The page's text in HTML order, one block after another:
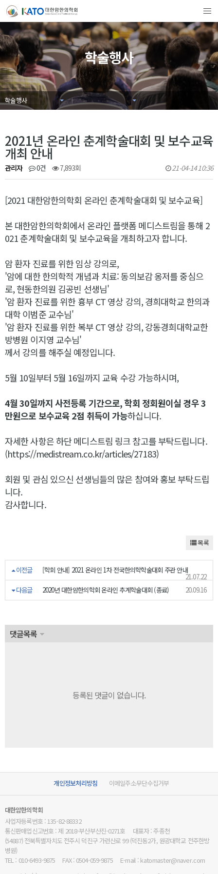
학술행사
학술행사
2021년 온라인 춘계학술대회 및 보수교육
개최 안내
관리자 0건 7,893회 21-04-14 10:36
[2021 대한암한의학회 온라인 춘계학술대회 및 보수교육]
본 대한암한의학회에서 온라인 플랫폼 메디스트림을 통해 2
021 춘계학술대회 및 보수교육을 개최하고자 합니다.
암 환자 진료를 위한 임상 강의로,
'암에 대한 한의학적 개념과 치료: 동의보감 옹저를 중심으
로, 현동한의원 김공빈 선생님'
'암 환자 진료를 위한 흉부 CT 영상 강의, 경희대학교 한의과
대학 이범준 교수님'
'암 환자 진료를 위한 복부 CT 영상 강의, 강동경희대학교한
방병원 이지영 교수님'
께서 강의를 해주실 예정입니다.
5월 10일부터 5월 16일까지 교육 수강 가능하시며,
4월 30일까지 사전등록 기간으로, 학회 정회원이실 경우 3
만원으로 보수교육 2점 취득이 가능하십니다.
자세한 사항은 하단 메디스트림 링크 참고를 부탁드립니다.
(https://medistream.co.kr/articles/27183)
회원 및 관심 있으신 선생님들의 많은 참여와 홍보 부탁드립
니다.
감사합니다.
목록
이전글 [학회 안내] 2021 온라인 1차 전국한의학학술대회 주관 안내
21.07.22
다음글
2020년 대한암한의학회 온라인 추계학술대회 (종료) 20.09.16
댓글목록
등록된 댓글이 없습니다.
개인정보처리방침 이메일주소무단수집거부
대한암한의학회
사업자등록번호 : 135-82-88332
통신판매업신고번호 : 제 2018-부산부산진-0271호
대표자 : 주종천
(54887) 전북특별자치도 전주시 덕진구 가련산로 99 (덕진동2가, 원광대학교 전주한방
병원)
TEL : 010-6493-9875
FAX : 0504-059-9875
E-mail : katomaster@naver.com